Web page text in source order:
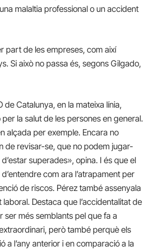
malaltia professional o un accident
part de les empreses, com així
Si això no passa és, segons Gilgado,
Catalunya, en la mateixa línia,
la salut de les persones en general.
alçada per exemple. Encara no
de revisar-se, que no podem jugar-
superades», opina. I és que el
com ara l’atrapament per
de riscos. Pérez també assenyala
Destaca que l’accidentalitat de
ser més semblants pel que fa a
però també perquè els
l’any anterior i en comparació a la